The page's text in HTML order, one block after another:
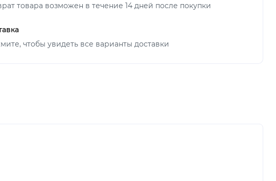
товара возможен в течение 14 дней после покупки
чтобы увидеть все варианты доставки